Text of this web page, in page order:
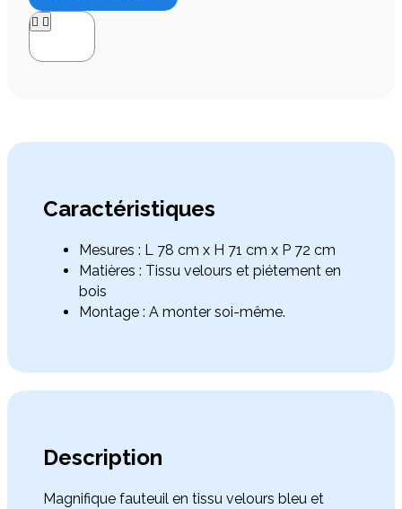
 
Caractéristiques
Mesures : L 78 cm x H 71 cm x P 72 cm
Matières : Tissu velours et piétement en
bois
Montage : A monter soi-même.
Description
Magnifique fauteuil en tissu velours bleu et